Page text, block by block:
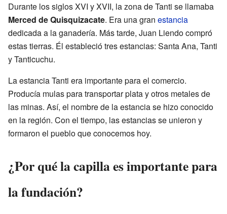
Durante los siglos XVI y XVII, la zona de Tanti se llamaba
Merced de Quisquizacate. Era una gran estancia
dedicada a la ganadería. Más tarde, Juan Liendo compró
estas tierras. Él estableció tres estancias: Santa Ana, Tanti
y Tanticuchu.
La estancia Tanti era importante para el comercio.
Producía mulas para transportar plata y otros metales de
las minas. Así, el nombre de la estancia se hizo conocido
en la región. Con el tiempo, las estancias se unieron y
formaron el pueblo que conocemos hoy.
¿Por qué la capilla es importante para
la fundación?